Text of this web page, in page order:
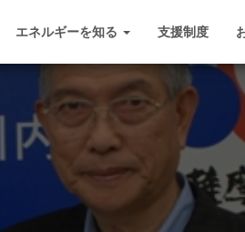
エネルギーを知る 支援制度